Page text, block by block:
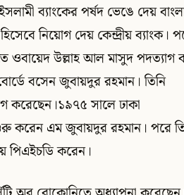
ব্যাংকের পর্ষদ ভেঙে দেয়
নিয়োগ দেয় কেন্দ্রীয় ব্যাংক।
ওবায়েদ উল্লাহ আল মাসুদ পদত্যাগ
বসেন জুবায়দুর রহমান। তিনি
করেছেন।১৯৭৫ সালে ঢাকা
শুরু করেন এম জুবায়দুর রহমান। পরে
পিএইচডি করেন।